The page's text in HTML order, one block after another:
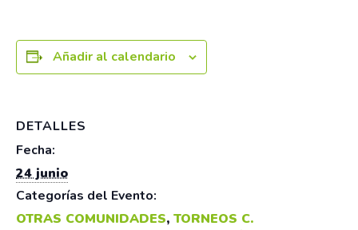
Añadir al calendario
DETALLES
Fecha:
24 junio
Categorías del Evento:
OTRAS COMUNIDADES, TORNEOS C.